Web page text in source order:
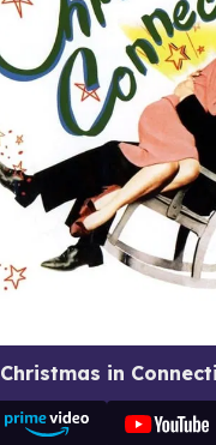
Christmas in